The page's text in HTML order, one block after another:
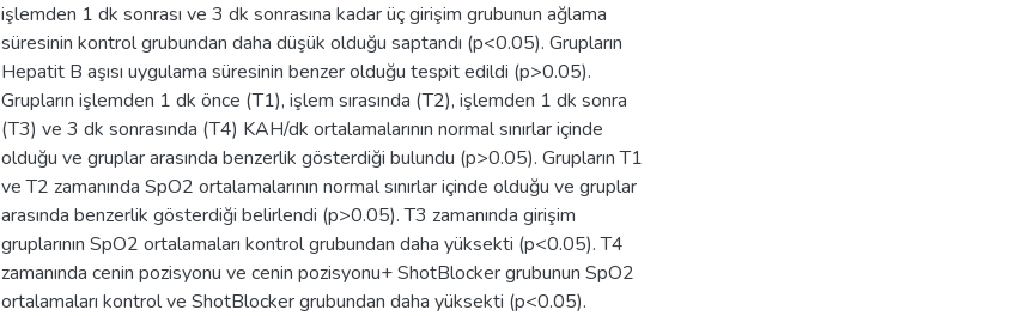
işlemden 1 dk sonrası ve 3 dk sonrasına kadar üç girişim grubunun ağlama
süresinin kontrol grubundan daha düşük olduğu saptandı (p<0.05). Grupların
Hepatit B aşısı uygulama süresinin benzer olduğu tespit edildi (p>0.05).
Grupların işlemden 1 dk önce (T1), işlem sırasında (T2), işlemden 1 dk sonra
(T3) ve 3 dk sonrasında (T4) KAH/dk ortalamalarının normal sınırlar içinde
olduğu ve gruplar arasında benzerlik gösterdiği bulundu (p>0.05). Grupların T1
ve T2 zamanında SpO2 ortalamalarının normal sınırlar içinde olduğu ve gruplar
arasında benzerlik gösterdiği belirlendi (p>0.05). T3 zamanında girişim
gruplarının SpO2 ortalamaları kontrol grubundan daha yüksekti (p<0.05). T4
zamanında cenin pozisyonu ve cenin pozisyonu+ ShotBlocker grubunun SpO2
ortalamaları kontrol ve ShotBlocker grubundan daha yüksekti (p<0.05).